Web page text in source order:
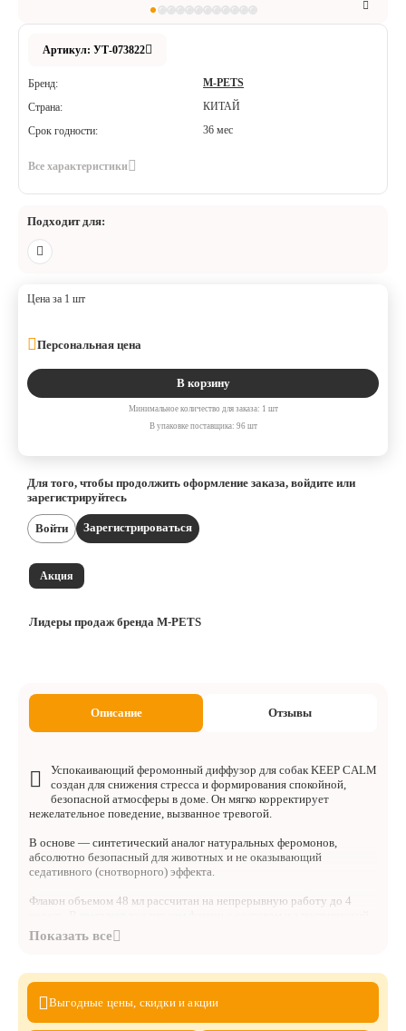
Артикул: УТ-073822
Бренд:
M-PETS
Страна:
КИТАЙ
Срок годности:
36 мес
Все характеристики
Подходит для:
Цена за 1 шт
Персональная цена
В корзину
Минимальное количество для заказа: 1 шт
В упаковке поставщика: 96 шт
Для того, чтобы продолжить оформление заказа, войдите или
зарегистрируйтесь
Войти Зарегистрироваться
Акция
Лидеры продаж бренда M-PETS
Описание Отзывы
Успокаивающий феромонный диффузор для собак KEEP CALM
создан для снижения стресса и формирования спокойной,
безопасной атмосферы в доме. Он мягко корректирует
нежелательное поведение, вызванное тревогой.
В основе — синтетический аналог натуральных феромонов,
абсолютно безопасный для животных и не оказывающий
седативного (снотворного) эффекта.
Флакон объемом 48 мл рассчитан на непрерывную работу до 4
диффузор для розетки.
равномерно распространяет неощутимые для человека феромоны,
создавая для собаки устойчивый фон «безопасной территории»,
который снижает уровень беспокойства.
Выгодные цены, скидки и акции